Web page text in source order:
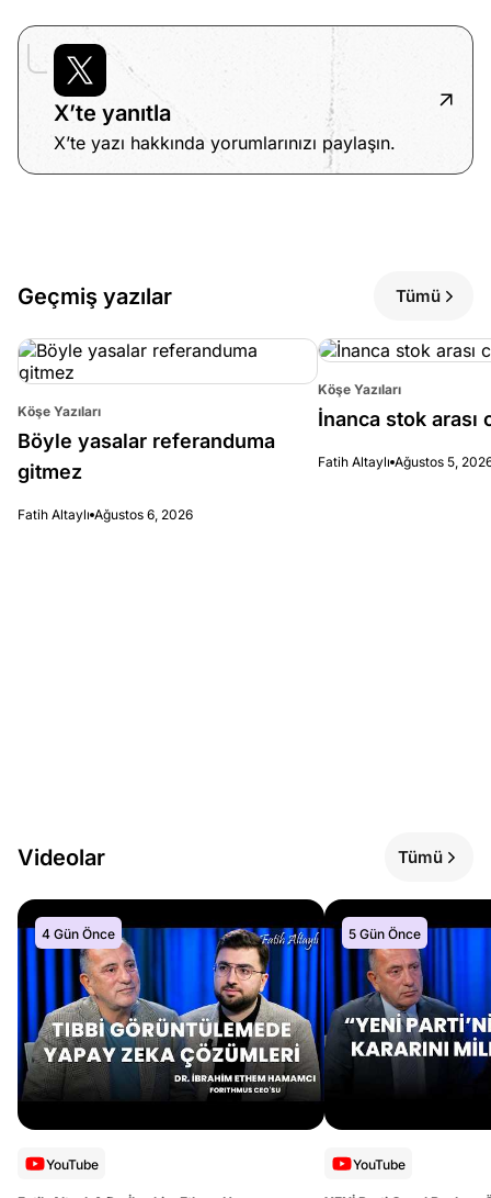
X’te yanıtla
X’te yazı hakkında yorumlarınızı paylaşın.
Geçmiş yazılar Tümü
Köşe Yazıları
Böyle yasalar referanduma
gitmez
Fatih Altaylı Ağustos 6, 2026
Köşe Yazıları
İnanca stok arası
Fatih Altaylı Ağustos 5,
Videolar Tümü
4 Gün Önce
YouTube
5 Gün Önce
YouTube